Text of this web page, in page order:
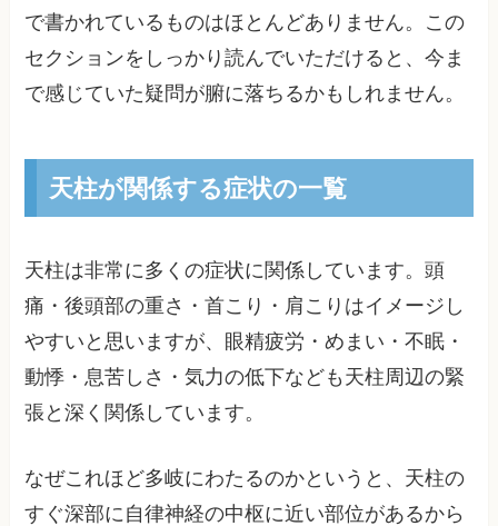
で書かれているものはほとんどありません。この
セクションをしっかり読んでいただけると、今ま
で感じていた疑問が腑に落ちるかもしれません。
天柱が関係する症状の一覧
天柱は非常に多くの症状に関係しています。頭
痛・後頭部の重さ・首こり・肩こりはイメージし
やすいと思いますが、眼精疲労・めまい・不眠・
動悸・息苦しさ・気力の低下なども天柱周辺の緊
張と深く関係しています。
なぜこれほど多岐にわたるのかというと、天柱の
すぐ深部に自律神経の中枢に近い部位があるから